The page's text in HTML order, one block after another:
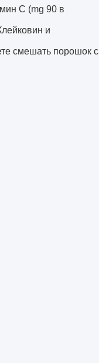
C (mg 90 в
и
смешать порошок с